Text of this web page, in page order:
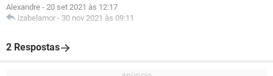
Alexandre - 20 set 2021 às 12:17
izabelamor - 30 nov 2021 às 09:11
2 Respostas